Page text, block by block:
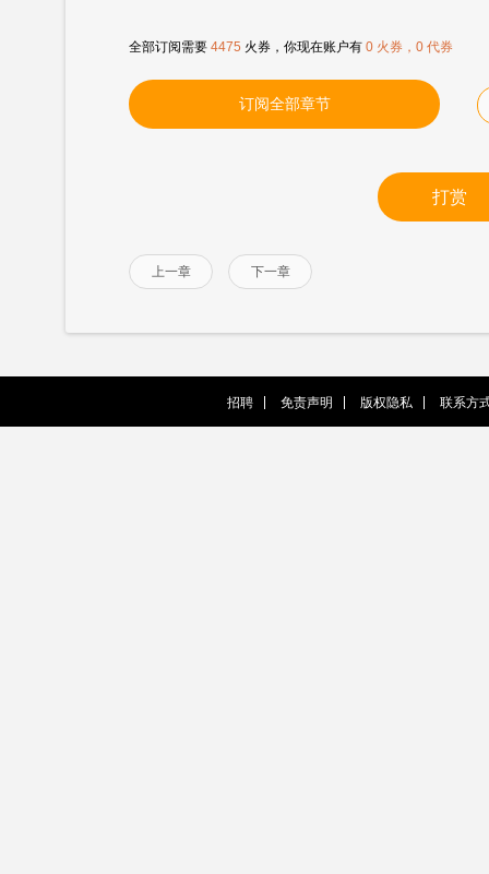
全部订阅需要 4475 火券，你现在账户有 0 火券，0 代券
订阅全部章节
打赏
上一章 下一章
招聘 免责声明 版权隐私 联系方